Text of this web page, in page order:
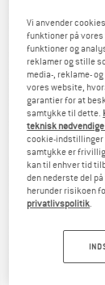
Vi anvender
funktioner på
funktioner og
reklamer og stille
media-, reklame-
vores website,
garantier for at
samtykke til dette.
teknisk
cookie-indstillinger
samtykke er
kan til enhver tid
den nederste del
herunder risikoen
privatlivspolitik.